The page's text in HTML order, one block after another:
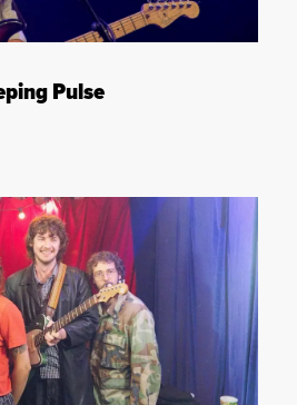
Pulse